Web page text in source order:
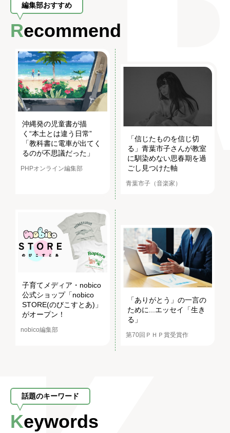
編集部おすすめ
Recommend
沖縄発の児童書が描
く“本土とは違う日常”
「教科書に電車が出てく
るのが不思議だった」
PHPオンライン編集部
「信じたものを信じ切
る」青葉市子さんが教室
に馴染めない思春期を過
ごし見つけた軸
青葉市子（音楽家）
子育てメディア・nobico
公式ショップ「nobico
STORE(のびこすとあ)」
がオープン！
nobico編集部
「ありがとう」の一言の
ために...エッセイ「生き
る」
第70回ＰＨＰ賞受賞作
話題のキーワード
Keywords